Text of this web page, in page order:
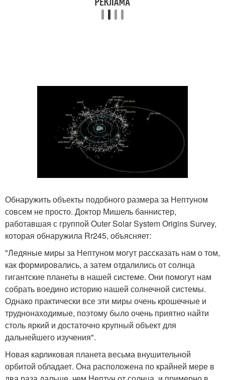
Обнаружить объекты подобного размера за Нептуном
совсем не просто. Доктор Мишель баннистер,
работавшая с группой Outer Solar System Origins Survey,
которая обнаружила Rr245, объясняет:
"Ледяные миры за Нептуном могут рассказать нам о том,
как формировались, а затем отдалились от солнца
гигантские планеты в нашей системе. Они помогут нам
собрать воедино историю нашей солнечной системы.
Однако практически все эти миры очень крошечные и
труднонаходимые, поэтому было очень приятно найти
столь яркий и достаточно крупный объект для
дальнейшего изучения".
Новая карликовая планета весьма внушительной
орбитой обладает. Она расположена по крайней мере в